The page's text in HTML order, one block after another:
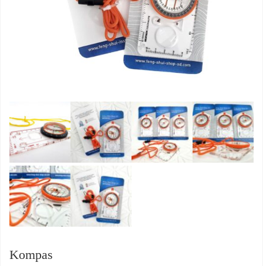
Kompas